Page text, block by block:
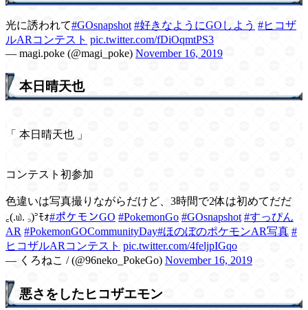
光に誘われて#GOsnapshot #好きなようにGOしよう #ヒコザ
ルARコンテスト pic.twitter.com/fDiOqmtPS3
— magi.poke (@magi_poke) November 16, 2019
本日晴天也
「 本日晴天也 」
コンテスト初参加
色違いは写真撮りながらだけど、3時間で2体は初めてだだ
꜀(.௰. ꜆)꜄ﾓｫ#ポケモンGO #PokemonGo #GOsnapshot #すっぴん
AR #PokemonGOCommunityDay#ほのぼのポケモンAR写真 #
ヒコザルARコンテスト pic.twitter.com/4feljpIGqo
— くろねこ / (@96neko_PokeGo) November 16, 2019
悪さをしたヒコザエモン